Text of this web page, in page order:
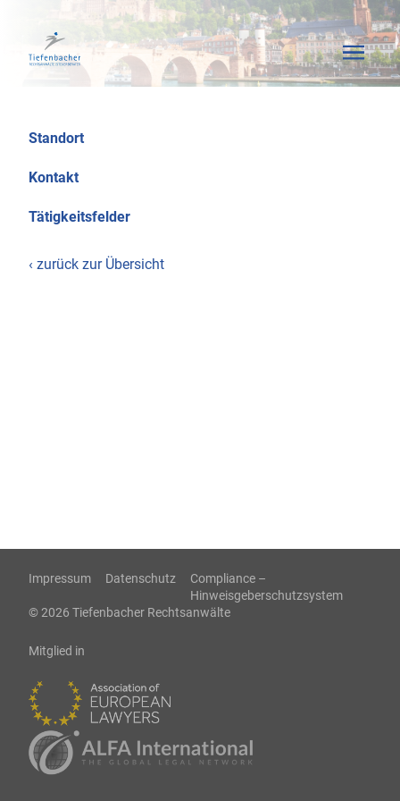
Standort
Kontakt
Tätigkeitsfelder
‹ zurück zur Übersicht
Impressum Datenschutz
Compliance –
Hinweisgeberschutzsystem
© 2026 Tiefenbacher Rechtsanwälte
Mitglied in